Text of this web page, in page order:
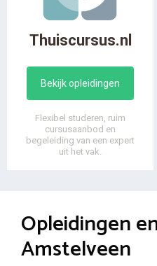
Thuiscursus.nl
Bekijk opleidingen
Flexibel studeren, ruim
cursusaanbod en
begeleiding van een expert
uit het vak.
Opleidingen
Amstelveen